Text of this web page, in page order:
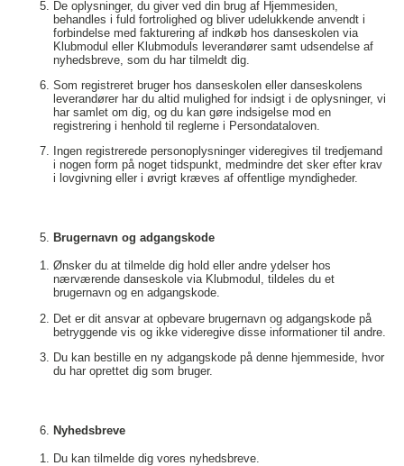
De oplysninger, du giver ved din brug af Hjemmesiden,
behandles i fuld fortrolighed og bliver udelukkende anvendt i
forbindelse med fakturering af indkøb hos danseskolen via
Klubmodul eller Klubmoduls leverandører samt udsendelse af
nyhedsbreve, som du har tilmeldt dig.
Som registreret bruger hos danseskolen eller danseskolens
leverandører har du altid mulighed for indsigt i de oplysninger, vi
har samlet om dig, og du kan gøre indsigelse mod en
registrering i henhold til reglerne i Persondataloven.
Ingen registrerede personoplysninger videregives til tredjemand
i nogen form på noget tidspunkt, medmindre det sker efter krav
i lovgivning eller i øvrigt kræves af offentlige myndigheder.
Brugernavn og adgangskode
Ønsker du at tilmelde dig hold eller andre ydelser hos
nærværende danseskole via Klubmodul, tildeles du et
brugernavn og en adgangskode.
Det er dit ansvar at opbevare brugernavn og adgangskode på
betryggende vis og ikke videregive disse informationer til andre.
Du kan bestille en ny adgangskode på denne hjemmeside, hvor
du har oprettet dig som bruger.
Nyhedsbreve
Du kan tilmelde dig vores nyhedsbreve.